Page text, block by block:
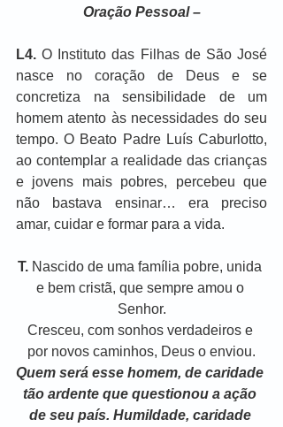
Oração Pessoal –
L4. O Instituto das Filhas de São José
nasce no coração de Deus e se
concretiza na sensibilidade de um
homem atento às necessidades do seu
tempo. O Beato Padre Luís Caburlotto,
ao contemplar a realidade das crianças
e jovens mais pobres, percebeu que
não bastava ensinar… era preciso
amar, cuidar e formar para a vida.
T. Nascido de uma família pobre, unida
e bem cristã, que sempre amou o
Senhor.
Cresceu, com sonhos verdadeiros e
por novos caminhos, Deus o enviou.
Quem será esse homem, de caridade
tão ardente que questionou a ação
de seu país. Humildade, caridade